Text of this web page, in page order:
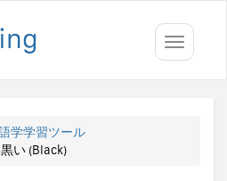
Toggle
学学習ツール
黒い (Black)